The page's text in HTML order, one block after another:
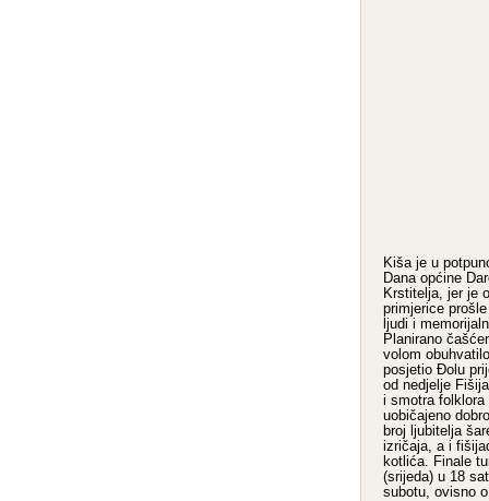
Kiša je u
Dana općine
Krstitelja, jer je
primjerice
ljudi i
Planirano
volom
posjetio Đolu
od nedjelje
i smotra folklora
uobičajeno
broj ljubitelja
izričaja, a i
kotlića. Finale
(srijeda) u 18
subotu, ovisno